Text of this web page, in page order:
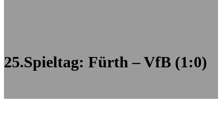
25.Spieltag: Fürth – VfB (1:0)